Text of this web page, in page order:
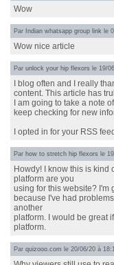
Wow
Par Indian whatsapp group link le
Wow nice article
Par unlock your hip flexors le 19/
I blog often and I really
content. This article has
I am going to take a note
keep checking for new
I opted in for your RSS
Par how to stretch hip flexors le
Howdy! I know this is kind
platform are you
using for this website? I'm
because I've had
another
platform. I would be great
platform.
Par quizooo.com le 20/06/20 à